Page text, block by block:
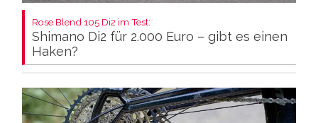
Rose Blend 105 Di2 im Test:
Shimano Di2 für 2.000 Euro – gibt es einen
Haken?